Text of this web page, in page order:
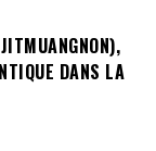
DANS LA